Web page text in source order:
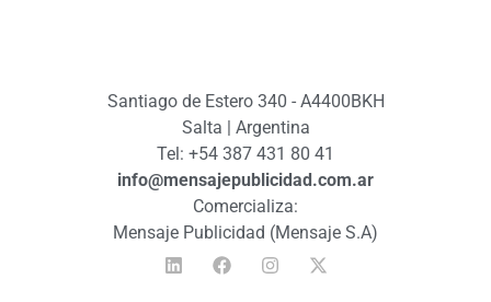
Santiago de Estero 340 - A4400BKH
Salta | Argentina
Tel: +54 387 431 80 41
info@mensajepublicidad.com.ar
Comercializa:
Mensaje Publicidad (Mensaje S.A)